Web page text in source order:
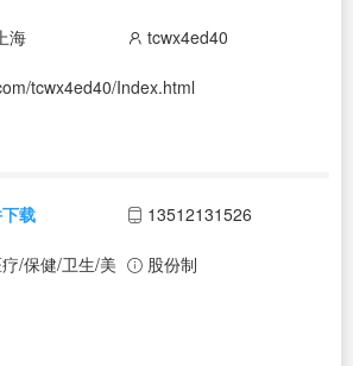
海 tcwx4ed40
tcwx4ed40/Index.html
载 13512131526
/保健/卫生/美 股份制